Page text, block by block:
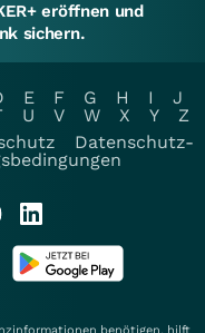
eröffnen und
sichern.
E F G H I
J
U V W X Y
Z
Datenschutz-